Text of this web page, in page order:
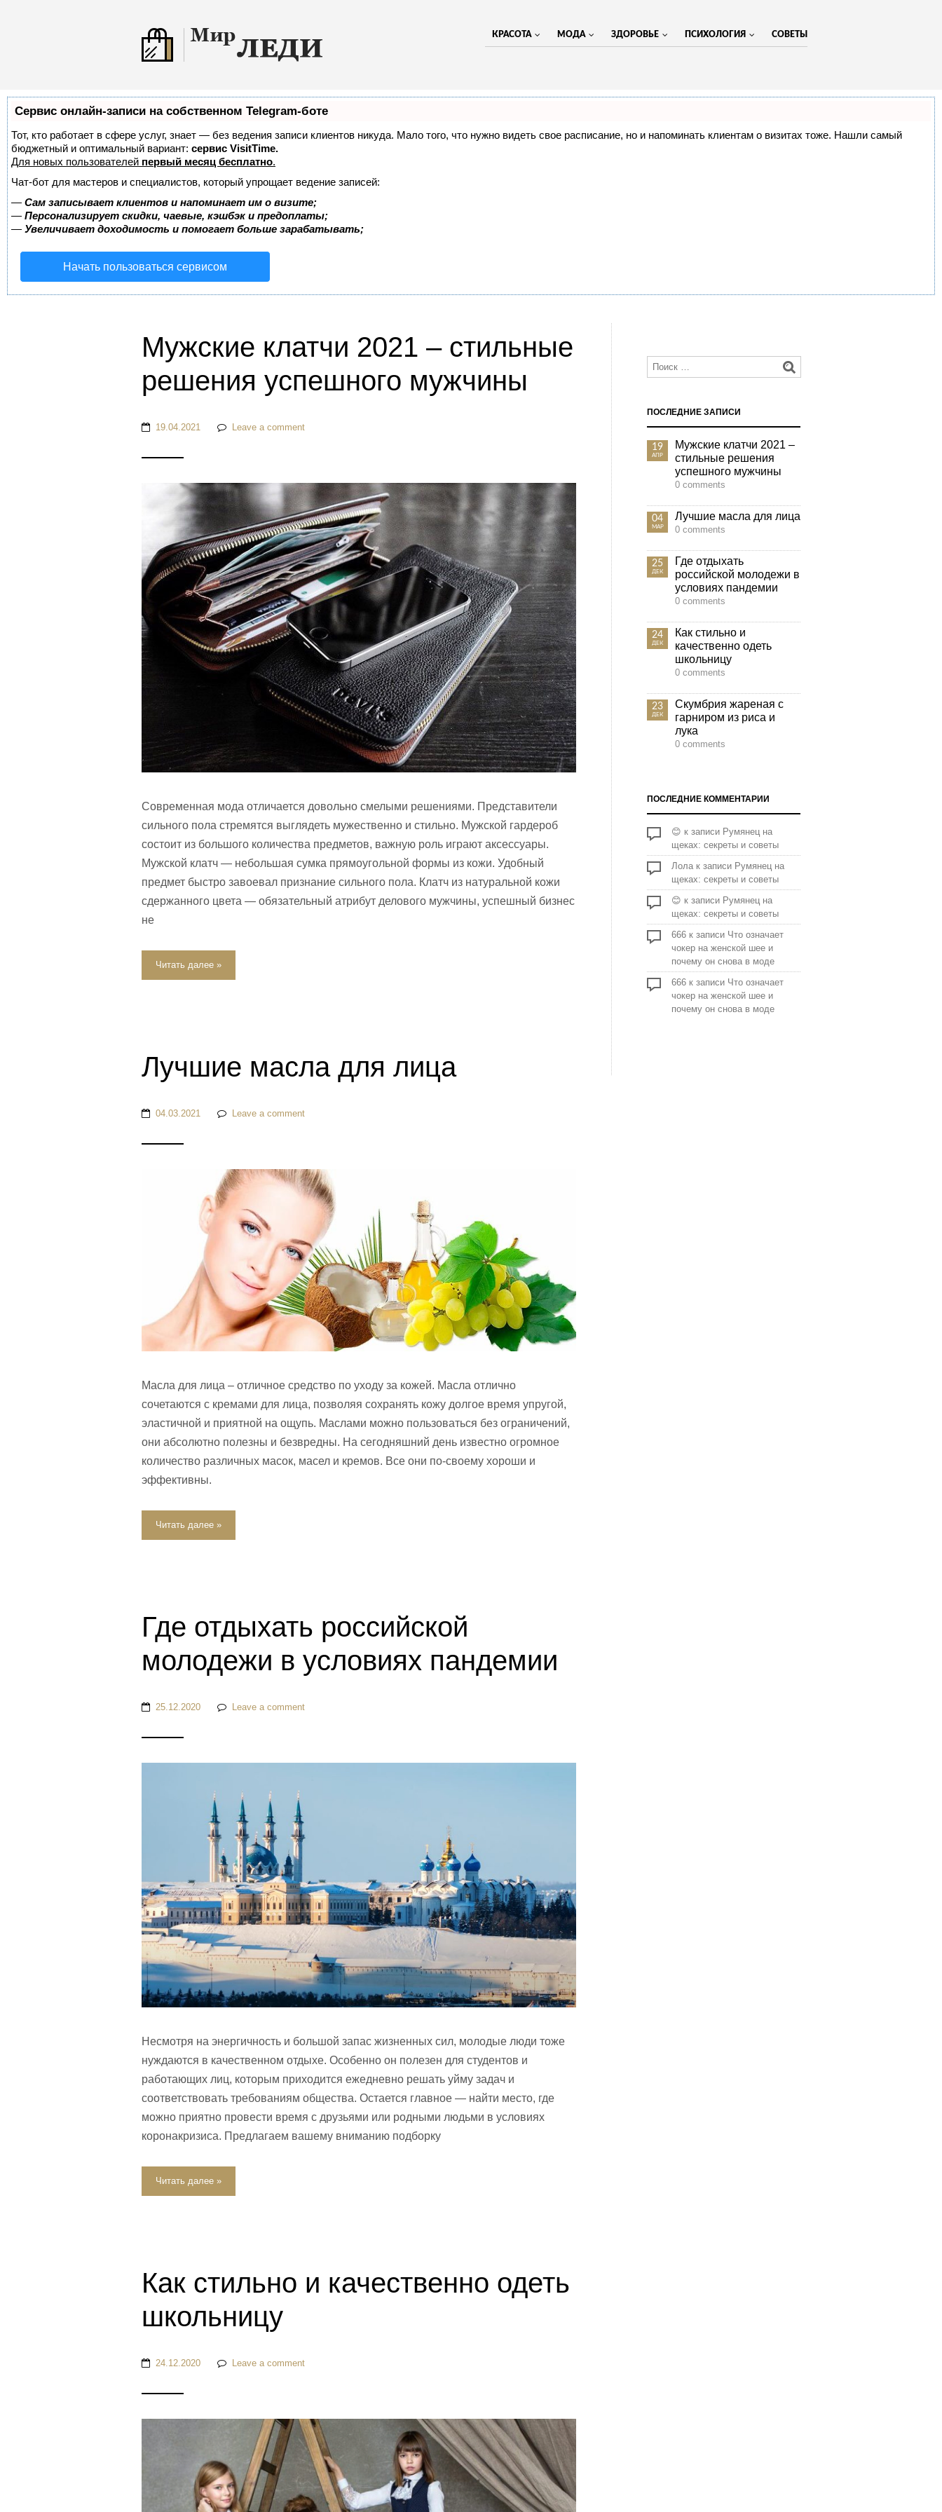
КРАСОТА МОДА ЗДОРОВЬЕ ПСИХОЛОГИЯ СОВЕТЫ
Сервис онлайн-записи на собственном Telegram-боте
Тот, кто работает в сфере услуг, знает — без ведения записи клиентов никуда. Мало того, что нужно видеть свое расписание, но и напоминать клиентам о визитах тоже. Нашли самый
бюджетный и оптимальный вариант: сервис VisitTime.
Для новых пользователей первый месяц бесплатно.
Чат-бот для мастеров и специалистов, который упрощает ведение записей:
— Сам записывает клиентов и напоминает им о визите;
— Персонализирует скидки, чаевые, кэшбэк и предоплаты;
— Увеличивает доходимость и помогает больше зарабатывать;
Начать пользоваться сервисом
Мужские клатчи 2021 – стильные
решения успешного мужчины
19.04.2021 Leave a comment
Современная мода отличается довольно смелыми решениями. Представители
сильного пола стремятся выглядеть мужественно и стильно. Мужской гардероб
состоит из большого количества предметов, важную роль играют аксессуары.
Мужской клатч — небольшая сумка прямоугольной формы из кожи. Удобный
предмет быстро завоевал признание сильного пола. Клатч из натуральной кожи
сдержанного цвета — обязательный атрибут делового мужчины, успешный бизнес
не
Читать далее »
Лучшие масла для лица
04.03.2021 Leave a comment
Масла для лица – отличное средство по уходу за кожей. Масла отлично
сочетаются с кремами для лица, позволяя сохранять кожу долгое время упругой,
эластичной и приятной на ощупь. Маслами можно пользоваться без ограничений,
они абсолютно полезны и безвредны. На сегодняшний день известно огромное
количество различных масок, масел и кремов. Все они по-своему хороши и
эффективны.
Читать далее »
Где отдыхать российской
молодежи в условиях пандемии
25.12.2020 Leave a comment
Несмотря на энергичность и большой запас жизненных сил, молодые люди тоже
нуждаются в качественном отдыхе. Особенно он полезен для студентов и
работающих лиц, которым приходится ежедневно решать уйму задач и
соответствовать требованиям общества. Остается главное — найти место, где
можно приятно провести время с друзьями или родными людьми в условиях
коронакризиса. Предлагаем вашему вниманию подборку
Читать далее »
Как стильно и качественно одеть
школьницу
24.12.2020 Leave a comment
ПОСЛЕДНИЕ ЗАПИСИ
19
АПР
Мужские клатчи 2021 –
стильные решения
успешного мужчины
0 comments
04
МАР
Лучшие масла для лица
0 comments
25
ДЕК
Где отдыхать
российской молодежи в
условиях пандемии
0 comments
24
ДЕК
Как стильно и
качественно одеть
школьницу
0 comments
23
ДЕК
Скумбрия жареная с
гарниром из риса и
лука
0 comments
ПОСЛЕДНИЕ КОММЕНТАРИИ
😊 к записи Румянец на
щеках: секреты и советы
Лола к записи Румянец на
щеках: секреты и советы
😊 к записи Румянец на
щеках: секреты и советы
666 к записи Что означает
чокер на женской шее и
почему он снова в моде
666 к записи Что означает
чокер на женской шее и
почему он снова в моде